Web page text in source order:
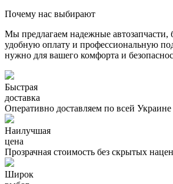
Почему нас выбирают
Мы предлагаем надежные автозапчасти,
удобную оплату и профессиональную
нужно для вашего комфорта и
Быстрая
доставка
Оперативно доставляем по всей Украине
Наилучшая
цена
Прозрачная стоимость без скрытых
Широк